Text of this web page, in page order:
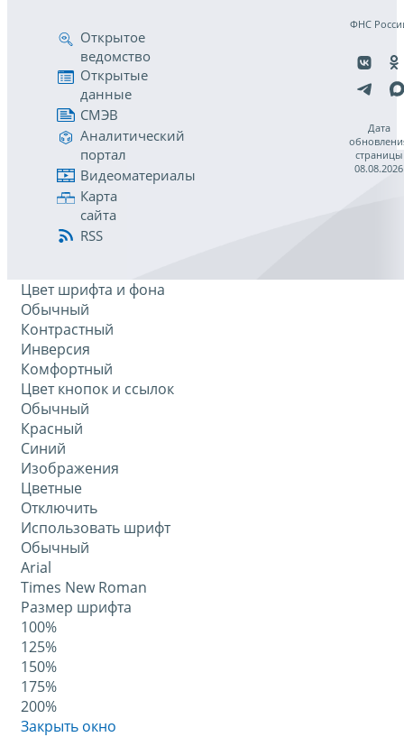
Открытое
ведомство
Открытые
данные
СМЭВ
Аналитический
портал
Видеоматериалы
Карта
сайта
RSS
ФНС
Дата
страницы
08.08.2026
Цвет шрифта и фона
Обычный
Контрастный
Инверсия
Комфортный
Цвет кнопок и ссылок
Обычный
Красный
Синий
Изображения
Цветные
Отключить
Использовать шрифт
Обычный
Arial
Times New Roman
Размер шрифта
100%
125%
150%
175%
200%
Закрыть окно